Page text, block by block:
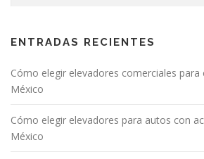
ENTRADAS RECIENTES
Cómo elegir elevadores comerciales para
México
Cómo elegir elevadores para autos con
México